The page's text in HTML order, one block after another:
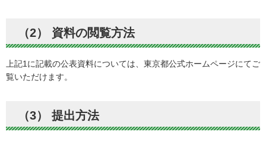
（2） 資料の閲覧方法
上記1に記載の公表資料については、東京都公式ホームページにてご
覧いただけます。
（3） 提出方法